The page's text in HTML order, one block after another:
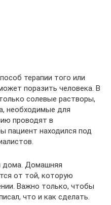
терапии того или
поразить человека. В
солевые растворы,
необходимые для
проводят в
пациент находился под
дома. Домашняя
от той, которую
Важно только, чтобы
что и как сделать.